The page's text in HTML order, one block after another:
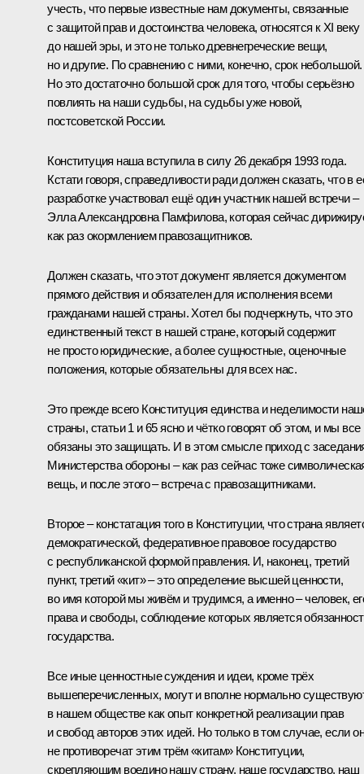
учесть, что первые известные нам документы, связанные
с защитой прав и достоинства человека, относятся к XI веку
до нашей эры, и это не только древнегреческие вещи,
но и другие. По сравнению с ними, конечно, срок небольшой.
Но это достаточно большой срок для того, чтобы серьёзно
повлиять на наши судьбы, на судьбы уже новой,
постсоветской России.
Конституция наша вступила в силу 26 декабря 1993 года.
Кстати говоря, справедливости ради должен сказать, что в
разработке участвовал ещё один участник нашей встречи –
Элла Александровна Памфилова, которая сейчас
как раз окормлением правозащитников.
Должен сказать, что этот документ является документом
прямого действия и обязателен для исполнения всеми
гражданами нашей страны. Хотел бы подчеркнуть, что это
единственный текст в нашей стране, который содержит
не просто юридические, а более сущностные, оценочные
положения, которые обязательны для всех нас.
Это прежде всего Конституция единства и неделимости
страны, статьи 1 и 65 ясно и чётко говорят об этом, и мы все
обязаны это защищать. И в этом смысле приход с
Министерства обороны – как раз сейчас тоже
вещь, и после этого – встреча с правозащитниками.
Второе – констатация того в Конституции, что страна
демократической, федеративное правовое государство
с республиканской формой правления. И, наконец, третий
пункт, третий «кит» – это определение высшей ценности,
во имя которой мы живём и трудимся, а именно – человек,
права и свободы, соблюдение которых является
государства.
Все иные ценностные суждения и идеи, кроме трёх
вышеперечисленных, могут и вполне нормально
в нашем обществе как опыт конкретной реализации прав
и свобод авторов этих идей. Но только в том случае, если
не противоречат этим трём «китам» Конституции,
скрепляющим воедино нашу страну, наше государство, наш